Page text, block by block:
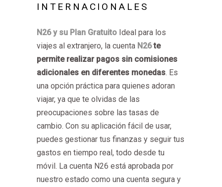
INTERNACIONALES
N26 y su Plan Gratuito Ideal para los
viajes al extranjero, la cuenta N26te
permite realizar pagos sin comisiones
adicionales en diferentes monedas. Es
una opción práctica para quienes adoran
viajar, ya que te olvidas de las
preocupaciones sobre las tasas de
cambio. Con su aplicación fácil de usar,
puedes gestionar tus finanzas y seguir tus
gastos en tiempo real, todo desde tu
móvil. La cuenta N26 está aprobada por
nuestro estado como una cuenta segura y